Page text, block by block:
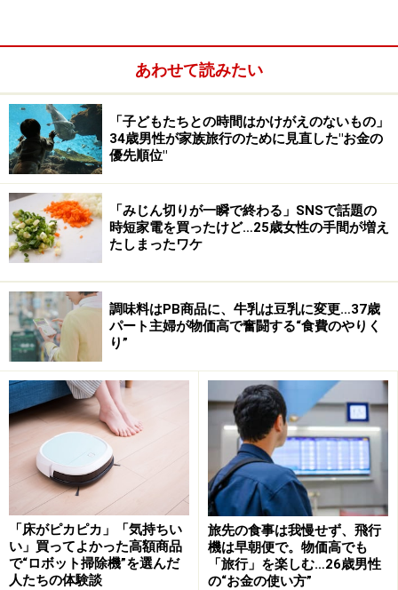
食べて帰りたくなりますよね。でも、土日の飲食店はど
こも混んでいて、並んでいたりしませんか。そうすると
最近は「うちにご飯（ストック）があるし、お店で食べ
るよりも早いよね。じゃあ、家に帰ってご飯を食べよ
う」となるんです（笑）。
冷凍貯金があることで外食も減り、普段のご飯作りも時短
に！
■下味冷凍で時短＋光熱費の節約にも
あと、作り置きや冷凍貯金があると、平日がすごく楽な
んです。仕事から帰ってきて、作り置きを温めている間
に、解凍しておいた下味冷凍の肉や魚を炒めたり、焼い
たりするだけなので、晩ご飯の準備は10分ぐらいです。
調理時間が短縮できるので、光熱費の節約にもつながっ
ていると思います。
事前に解凍しておいた下味冷凍をフライパンで炒めるだけで
完成。フライパン用ホイルを使えば、後片付けも楽チン
あわせて読みたい
「子どもたちとの時間はかけがえのないもの」
34歳男性が家族旅行のために見直した"お金の
優先順位"
「みじん切りが一瞬で終わる」SNSで話題の
時短家電を買ったけど…25歳女性の手間が増え
たしまったワケ
調味料はPB商品に、牛乳は豆乳に変更…37歳
パート主婦が物価高で奮闘する“食費のやりく
り”
「床がピカピカ」「気持ちい
い」買ってよかった高額商品
で“ロボット掃除機”を選んだ
人たちの体験談
旅先の食事は我慢せず、飛行
機は早朝便で。物価高でも
「旅行」を楽しむ…26歳男性
の“お金の使い方”